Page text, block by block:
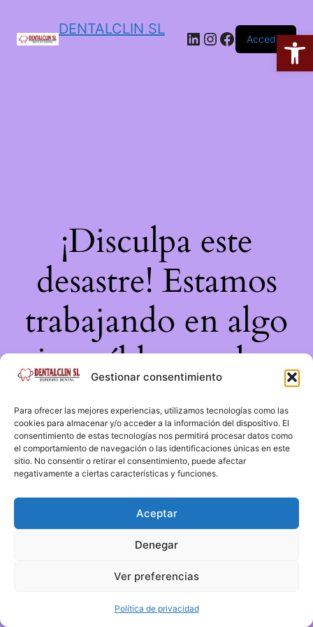
Gestionar consentimiento
Para ofrecer las mejores experiencias, utilizamos tecnologías como las
cookies para almacenar y/o acceder a la información del dispositivo. El
consentimiento de estas tecnologías nos permitirá procesar datos como
el comportamiento de navegación o las identificaciones únicas en este
sitio. No consentir o retirar el consentimiento, puede afectar
negativamente a ciertas características y funciones.
Aceptar
Denegar
Ver preferencias
Política de privacidad
DENTALCLIN SL
Acceder
¡Disculpa este
desastre! Estamos
trabajando en algo
increíble, ¡vuelve
pronto!